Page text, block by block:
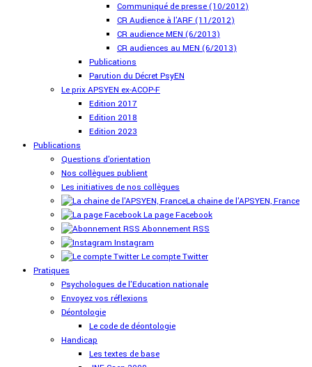
Communiqué de presse (10/2012)
CR Audience à l'ARF (11/2012)
CR audience MEN (6/2013)
CR audiences au MEN (6/2013)
Publications
Parution du Décret PsyEN
Le prix APSYEN ex-ACOP-F
Edition 2017
Edition 2018
Edition 2023
Publications
Questions d'orientation
Nos collègues publient
Les initiatives de nos collègues
La chaine de l'APSYEN, France
La page Facebook
Abonnement RSS
Instagram
Le compte Twitter
Pratiques
Psychologues de l'Education nationale
Envoyez vos réflexions
Déontologie
Le code de déontologie
Handicap
Les textes de base